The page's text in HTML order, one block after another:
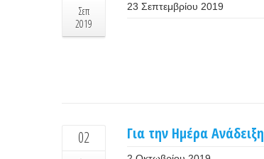
Σεπ
2019
23 Σεπτεμβρίου 2019
02 Για την Ημέρα